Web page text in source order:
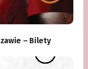
– Bilety